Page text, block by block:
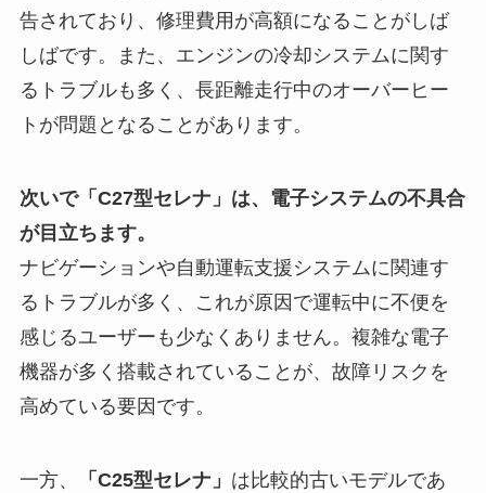
告されており、修理費用が高額になることがしば
しばです。また、エンジンの冷却システムに関す
るトラブルも多く、長距離走行中のオーバーヒー
トが問題となることがあります。
次いで「C27型セレナ」は、電子システムの不具合
が目立ちます。
ナビゲーションや自動運転支援システムに関連す
るトラブルが多く、これが原因で運転中に不便を
感じるユーザーも少なくありません。複雑な電子
機器が多く搭載されていることが、故障リスクを
高めている要因です。
一方、 「C25型セレナ」 は比較的古いモデルであ